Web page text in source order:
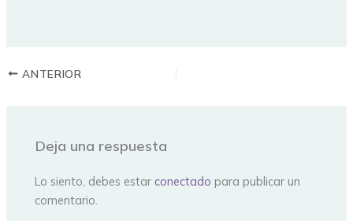
ANTERIOR
Deja una respuesta
Lo siento, debes estar conectado para publicar un
comentario.